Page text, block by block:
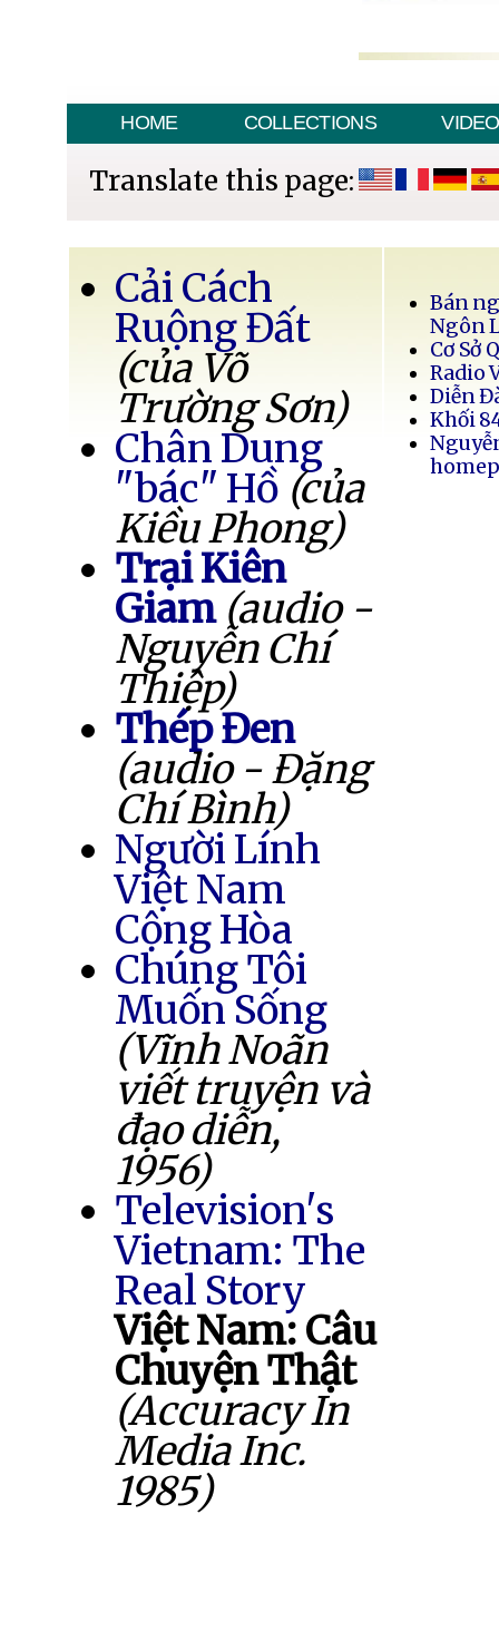
HOME COLLECTIONS VIDEO
Translate this page:
Cải Cách
Ruộng Đất
(của Võ
Trường Sơn)
Chân Dung
"bác" Hồ (của
Kiều Phong)
Trại Kiên
Giam (audio -
Nguyễn Chí
Thiệp)
Thép Đen
(audio - Đặng
Chí Bình)
Người Lính
Việt Nam
Cộng Hòa
Chúng Tôi
Muốn Sống
(Vĩnh Noãn
viết truyện và
đạo diễn,
1956)
Television's
Vietnam: The
Real Story
Việt Nam: Câu
Chuyện Thật
(Accuracy In
Media Inc.
1985)
Bán
Ngôn
Cơ Sở
Radio
Diễn
Khối